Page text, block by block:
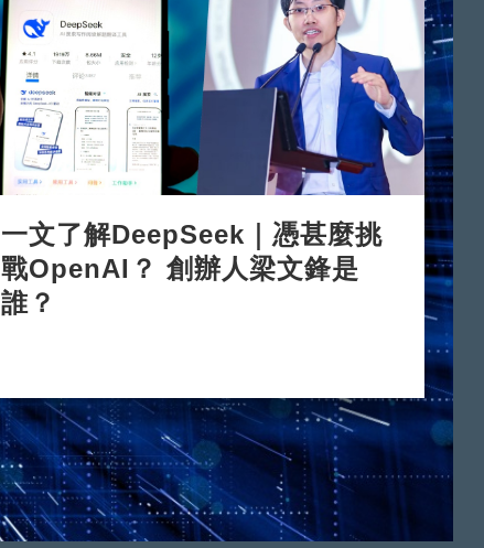
一文了解DeepSeek｜憑甚麼挑
戰OpenAI？ 創辦人梁文鋒是
誰？